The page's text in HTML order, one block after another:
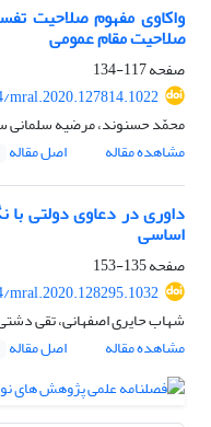
واکاوی مفهوم صلاحیت
صلاحیت مقام عمومی
صفحه117-134
mral.2020.127814.1022
محمّد حسنوند، مرضیه سلمانی
مشاهده مقاله
اصل مقاله
اساسی
صفحه135-153
mral.2020.128295.1032
شهاب حایری اصفهانی، تقی
مشاهده مقاله
اصل مقاله